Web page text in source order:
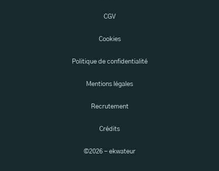
CGV
Cookies
Politique de confidentialité
Mentions légales
Recrutement
Crédits
©2026 - ekwateur